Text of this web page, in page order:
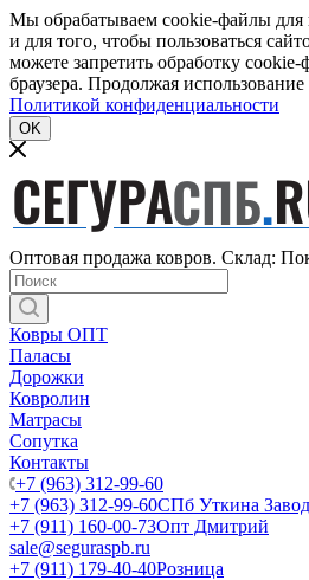
Мы обрабатываем cookie-файлы для
и для того, чтобы пользоваться
можете запретить обработку
браузера. Продолжая
Политикой конфиденциальности
OK
Оптовая продажа ковров. Склад:
Ковры ОПТ
Паласы
Дорожки
Ковролин
Матрасы
Сопутка
Контакты
+7 (963) 312-99-60
+7 (963) 312-99-60СПб Уткина
+7 (911) 160-00-73Опт Дмитрий
sale@seguraspb.ru
+7 (911) 179-40-40Розница